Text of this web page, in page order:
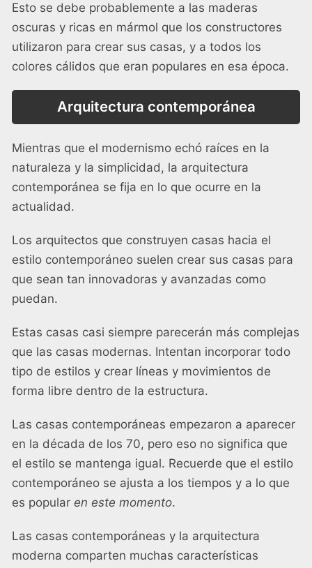
Esto se debe probablemente a las maderas
oscuras y ricas en mármol que los constructores
utilizaron para crear sus casas, y a todos los
colores cálidos que eran populares en esa época.
Arquitectura contemporánea
Mientras que el modernismo echó raíces en la
naturaleza y la simplicidad, la arquitectura
contemporánea se fija en lo que ocurre en la
actualidad.
Los arquitectos que construyen casas hacia el
estilo contemporáneo suelen crear sus casas para
que sean tan innovadoras y avanzadas como
puedan.
Estas casas casi siempre parecerán más complejas
que las casas modernas. Intentan incorporar todo
tipo de estilos y crear líneas y movimientos de
forma libre dentro de la estructura.
Las casas contemporáneas empezaron a aparecer
en la década de los 70, pero eso no significa que
el estilo se mantenga igual. Recuerde que el estilo
contemporáneo se ajusta a los tiempos y a lo que
es popular en este momento.
Las casas contemporáneas y la arquitectura
moderna comparten muchas características